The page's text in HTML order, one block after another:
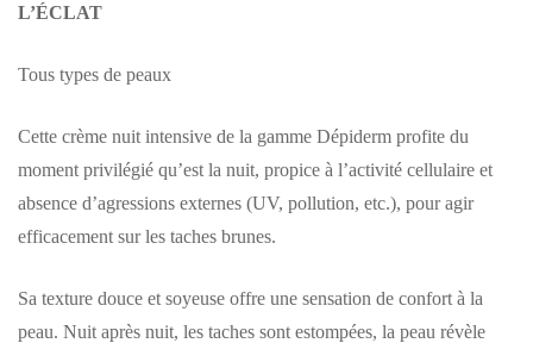
L’ÉCLAT
Tous types de peaux
Cette crème nuit intensive de la gamme Dépiderm profite du
moment privilégié qu’est la nuit, propice à l’activité cellulaire et
absence d’agressions externes (UV, pollution, etc.), pour agir
efficacement sur les taches brunes.
Sa texture douce et soyeuse offre une sensation de confort à la
peau. Nuit après nuit, les taches sont estompées, la peau révèle